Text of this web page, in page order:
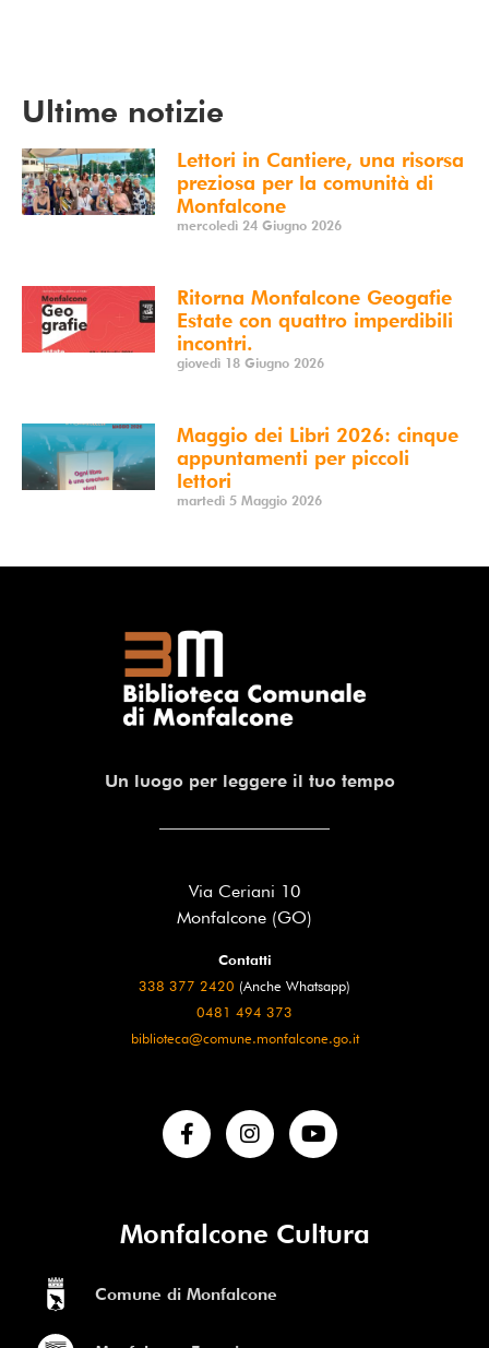
Ultime notizie
Lettori in Cantiere, una risorsa
preziosa per la comunità di
Monfalcone
mercoledì 24 Giugno 2026
Ritorna Monfalcone Geogafie
Estate con quattro imperdibili
incontri.
giovedì 18 Giugno 2026
Maggio dei Libri 2026: cinque
appuntamenti per piccoli
lettori
martedì 5 Maggio 2026
Un luogo per leggere il tuo tempo
Via Ceriani 10
Monfalcone (GO)
Contatti
338 377 2420 (Anche Whatsapp)
0481 494 373
biblioteca@comune.monfalcone.go.it
Monfalcone Cultura
Comune di Monfalcone